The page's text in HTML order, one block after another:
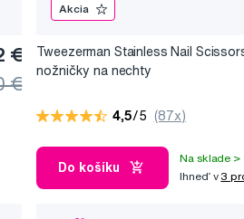
€
€
Akcia
Tweezerman Stainless Nail
nožničky na nechty
4,5/5 (87x)
Do košíku
Na sklade >
Ihneď v 3